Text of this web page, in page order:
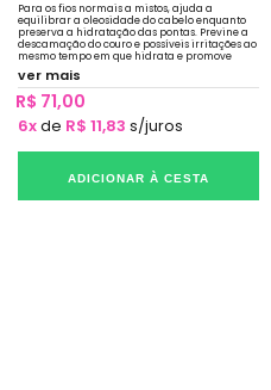
Para os fios normais a mistos, ajuda a
equilibrar a oleosidade do cabelo enquanto
preserva a hidratação das pontas. Previne a
descamação do couro e possíveis irritações ao
mesmo tempo em que hidrata e promove
sedosidade.
ver mais
R$ 71,00
6xde R$ 11,83 s/juros
ADICIONAR À CESTA